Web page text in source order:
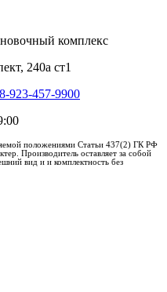
комплекс
240а ст1
8-923-457-9900
положениями Статьи 437(2) ГК РФ
Производитель оставляет за собой
вид и и комплектность без